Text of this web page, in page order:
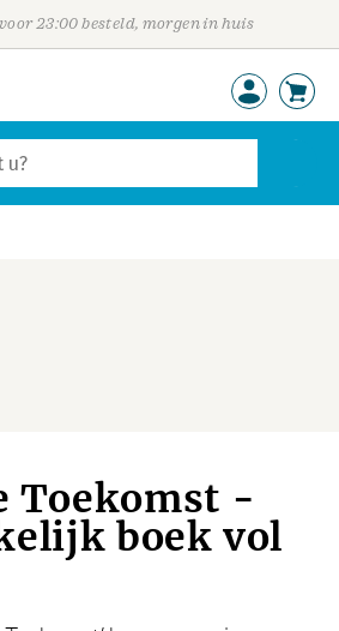
23:00 besteld, morgen in huis
Toekomst -
boek vol